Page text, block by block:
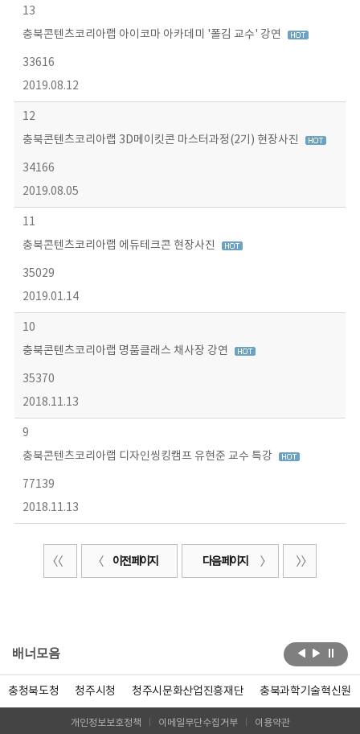
13
충북콘텐츠코리아랩 아이코마 아카데미 '폴김 교수' 강연
33616
2019.08.12
12
충북콘텐츠코리아랩 3D메이킷콘 마스터과정(2기) 현장사진
34166
2019.08.05
11
충북콘텐츠코리아랩 에듀테크콘 현장사진
35029
2019.01.14
10
충북콘텐츠코리아랩 명품클래스 채사장 강연
35370
2018.11.13
9
충북콘텐츠코리아랩 디자인씽킹캠프 유현준 교수 특강
77139
2018.11.13
이전 페이지 다음 페이지
배너모음
충청북도청 청주시청 청주시문화산업진흥재단 충북과학기술혁신원
개인정보보호정책 이메일무단수집거부 이용약관